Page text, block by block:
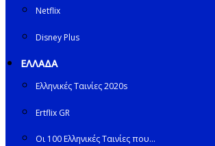
Netflix
Disney Plus
ΕΛΛΑΔΑ
Ελληνικές Ταινίες 2020s
Ertflix GR
Οι 100 Ελληνικές Ταινίες που…